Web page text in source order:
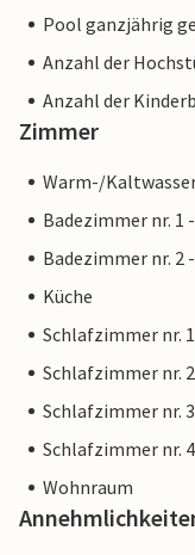
Pool ganzjährig
Anzahl der
Anzahl der
Zimmer
Warm-/
Badezimmer nr. 1
Badezimmer nr. 2
Küche
Schlafzimmer nr.
Schlafzimmer nr.
Schlafzimmer nr.
Schlafzimmer nr.
Wohnraum